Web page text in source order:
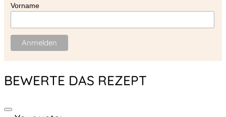
Vorname
BEWERTE DAS REZEPT